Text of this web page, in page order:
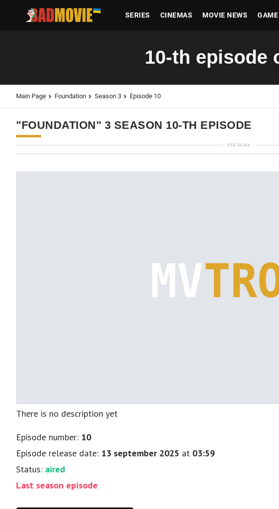
SERIES CINEMAS MOVIE NEWS
10-th episode
Main Page Foundation Season 3 Episode 10
"FOUNDATION" 3 SEASON 10-TH EPISODE
РЕКЛАМА
There is no description yet
Episode number: 10
Episode release date: 13 september 2025 at 03:59
Status: aired
Last season episode